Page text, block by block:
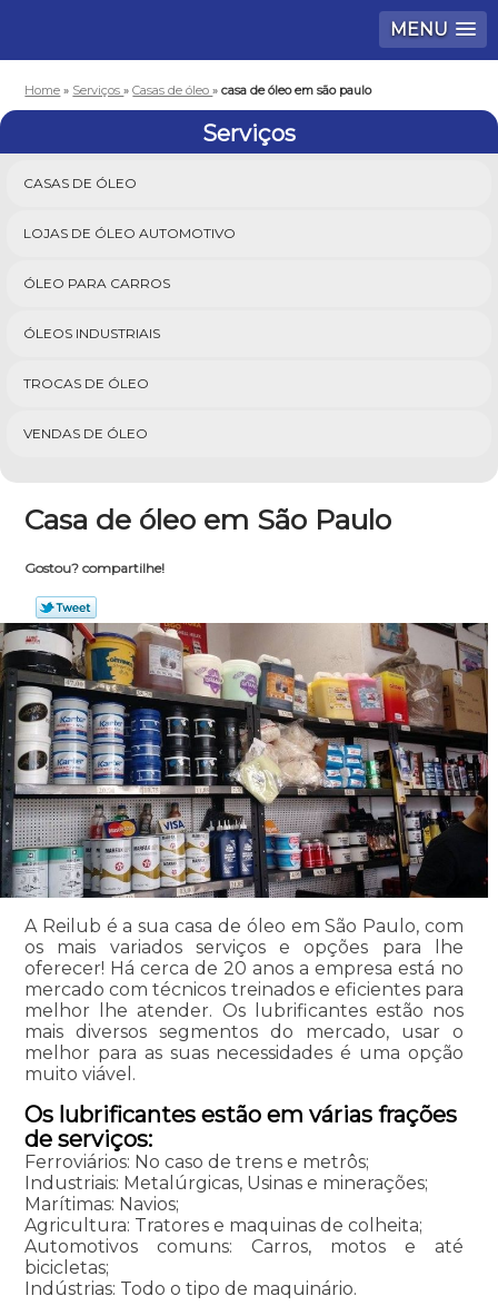
MENU
Home » Serviços»Casas de óleo»casa de óleo em são paulo
Serviços
CASAS DE ÓLEO
LOJAS DE ÓLEO AUTOMOTIVO
ÓLEO PARA CARROS
ÓLEOS INDUSTRIAIS
TROCAS DE ÓLEO
VENDAS DE ÓLEO
Casa de óleo em São Paulo
Gostou? compartilhe!
A Reilub é a sua casa de óleo em São Paulo, com
os mais variados serviços e opções para lhe
oferecer! Há cerca de 20 anos a empresa está no
mercado com técnicos treinados e eficientes para
melhor lhe atender. Os lubrificantes estão nos
mais diversos segmentos do mercado, usar o
melhor para as suas necessidades é uma opção
muito viável.
Os lubrificantes estão em várias frações
de serviços:
Ferroviários: No caso de trens e metrôs;
Industriais: Metalúrgicas, Usinas e minerações;
Marítimas: Navios;
Agricultura: Tratores e maquinas de colheita;
Automotivos comuns: Carros, motos e até
bicicletas;
Indústrias: Todo o tipo de maquinário.